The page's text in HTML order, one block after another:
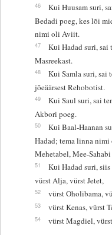
46
Kui Huusam suri,
Bedadi poeg, kes lõi
nimi oli Aviit.
47
Kui Hadad suri, sai
Masreekast.
48
Kui Samla suri, sai
jõeäärsest Rehobotist.
49
Kui Saul suri, sai
Akbori poeg.
50
Kui Baal-Haanan
Hadad; tema linna
Mehetabel, Mee-
51
Kui Hadad suri,
vürst Alja, vürst Jetet,
52 vürst Oholibama,
53 vürst Kenas, vürst
54 vürst Magdiel,